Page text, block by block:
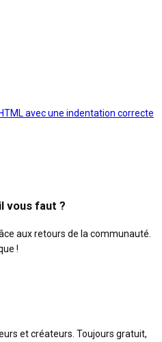
avec une indentation correcte
vous faut ?
aux retours de la communauté.
!
et créateurs. Toujours gratuit,